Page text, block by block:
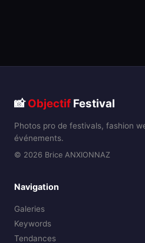
📸Objectif Festival
Photos pro de festivals, fashion
événements.
© 2026 Brice ANXIONNAZ
Navigation
Galeries
Keywords
Tendances